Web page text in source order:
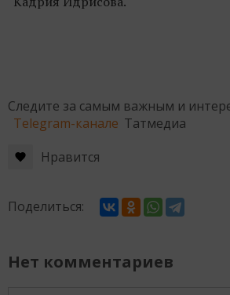
Следите за самым важным и
Telegram-канале Татмедиа
Нравится
Поделиться:
Нет комментариев